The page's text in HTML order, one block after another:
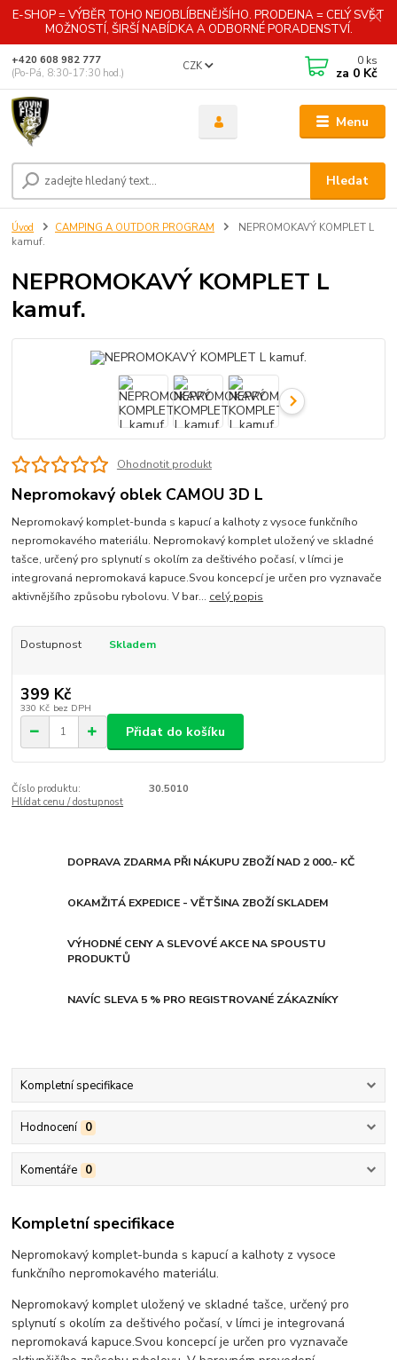
E-SHOP = VÝBĚR TOHO NEJOBLÍBENĚJŠÍHO. PRODEJNA = CELÝ SVĚT
MOŽNOSTÍ, ŠIRŠÍ NABÍDKA A ODBORNÉ PORADENSTVÍ.
Menu
CZK
Hledat
+420 608 982 777
(Po-Pá, 8:30-17:30 hod.)
0 ks
za 0 Kč
Úvod CAMPING A OUTDOR PROGRAM
NEPROMOKAVÝ KOMPLET L
kamuf.
NEPROMOKAVÝ KOMPLET L
kamuf.
Ohodnotit produkt
Nepromokavý oblek CAMOU 3D L
Nepromokavý komplet-bunda s kapucí a kalhoty z vysoce funkčního
nepromokavého materiálu. Nepromokavý komplet uložený ve skladné
tašce, určený pro splynutí s okolím za deštivého počasí, v límci je
integrovaná nepromokavá kapuce.Svou koncepcí je určen pro vyznavače
aktivnějšího způsobu rybolovu. V bar... celý popis
Dostupnost Skladem
399 Kč
330 Kč bez DPH
Přidat do košíku
Číslo produktu:
30.5010
Hlídat cenu / dostupnost
DOPRAVA ZDARMA PŘI NÁKUPU ZBOŽÍ NAD 2 000.- KČ
OKAMŽITÁ EXPEDICE - VĚTŠINA ZBOŽÍ SKLADEM
VÝHODNÉ CENY A SLEVOVÉ AKCE NA SPOUSTU
PRODUKTŮ
NAVÍC SLEVA 5 % PRO REGISTROVANÉ ZÁKAZNÍKY
Kompletní specifikace
Hodnocení 0
Komentáře 0
Kompletní specifikace
Nepromokavý komplet-bunda s kapucí a kalhoty z vysoce
funkčního nepromokavého materiálu.
Nepromokavý komplet uložený ve skladné tašce, určený pro
splynutí s okolím za deštivého počasí, v límci je integrovaná
nepromokavá kapuce.Svou koncepcí je určen pro vyznavače